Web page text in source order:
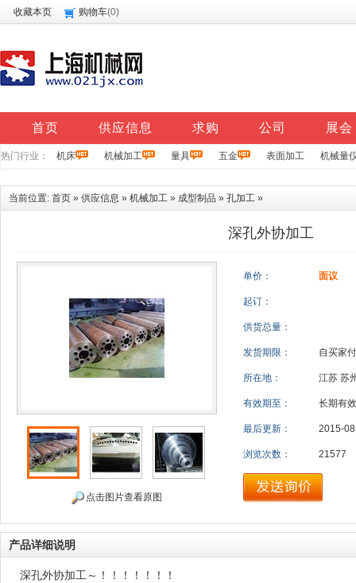
收藏本页 购物车(0)
首页 供应信息 求购 公司 展会
热门行业： 机床 机械加工 量具 五金 表面加工 机械量
当前位置: 首页 » 供应信息 » 机械加工 » 成型制品 » 孔加工 »
深孔外协加工
点击图片查看原图
单价： 面议
起订：
供货总量：
发货期限： 自买家
所在地： 江苏 苏
有效期至： 长期有效
最后更新： 2015-
浏览次数： 21577
产品详细说明
深孔外协加工～！！！！！！！